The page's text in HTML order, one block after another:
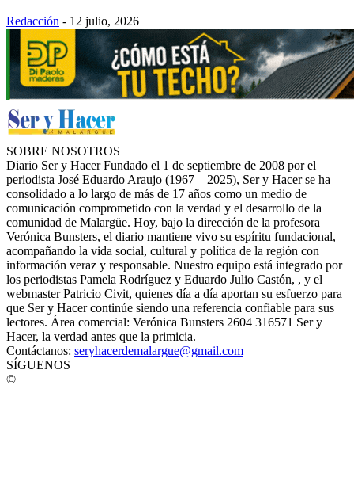
Redacción - 12 julio, 2026
SOBRE NOSOTROS
Diario Ser y Hacer Fundado el 1 de septiembre de 2008 por el
periodista José Eduardo Araujo (1967 – 2025), Ser y Hacer se ha
consolidado a lo largo de más de 17 años como un medio de
comunicación comprometido con la verdad y el desarrollo de la
comunidad de Malargüe. Hoy, bajo la dirección de la profesora
Verónica Bunsters, el diario mantiene vivo su espíritu fundacional,
acompañando la vida social, cultural y política de la región con
información veraz y responsable. Nuestro equipo está integrado por
los periodistas Pamela Rodríguez y Eduardo Julio Castón, , y el
webmaster Patricio Civit, quienes día a día aportan su esfuerzo para
que Ser y Hacer continúe siendo una referencia confiable para sus
lectores. Área comercial: Verónica Bunsters 2604 316571 Ser y
Hacer, la verdad antes que la primicia.
Contáctanos: seryhacerdemalargue@gmail.com
SÍGUENOS
©